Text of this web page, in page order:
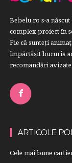
Bebelu.ro s-a
complex proiect în
Fie că sunteţi
împărtăşit bucuria
recomandări avizate.
ARTICOLE
Cele mai bune